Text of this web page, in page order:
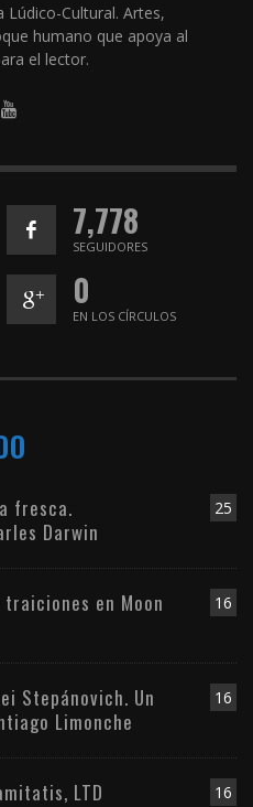
Lúdico-Cultural. Artes,
humano que apoya al
el lector.
7,778
SEGUIDORES
0
EN LOS CÍRCULOS
25
fresca.
Darwin
16
traiciones en Moon
16
Stepánovich. Un
Limonche
16
LTD